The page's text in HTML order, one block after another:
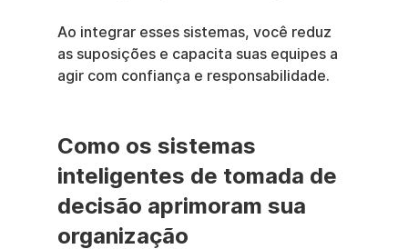
Ao integrar esses sistemas, você reduz
as suposições e capacita suas equipes a
agir com confiança e responsabilidade.
Como os sistemas
inteligentes de tomada de
decisão aprimoram sua
organização